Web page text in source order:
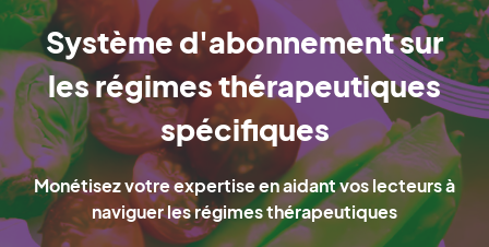
Système d'abonnement sur
les régimes thérapeutiques
spécifiques
Monétisez votre expertise en aidant vos lecteurs à
naviguer les régimes thérapeutiques